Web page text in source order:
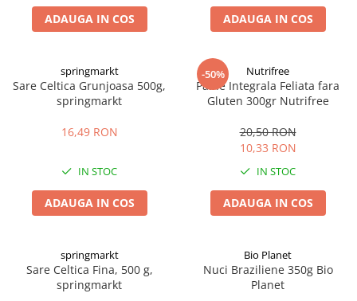
Articulatii sanatoase
Cardiovasculare
Imunitate
Memorie
Produse sanatate sexuala
Produse pentru Ea
Produse pentru sportivi
Suplimente fitness
Batoane proteice
Pentru antrenament
Uleiuri alimentare
Ulei CBD
Produse instant
Atelierul de cafea si ceaiuri
Ceaiuri simple
Ceaiuri medicinale compuse
Ceaiuri Maté
ADAUGA IN COS ADAUGA IN COS
springmarkt
Sare Celtica Grunjoasa 500g,
springmarkt
16,49 RON
IN STOC
ADAUGA IN COS
-50% Nutrifree
Paine Integrala Feliata fara
Gluten 300gr Nutrifree
20,50 RON
10,33 RON
IN STOC
ADAUGA IN COS
springmarkt
Sare Celtica Fina, 500 g,
springmarkt
Bio Planet
Nuci Braziliene 350g Bio
Planet